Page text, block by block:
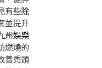
有些除
並提升
州娛樂
燃燒的
善禿頭